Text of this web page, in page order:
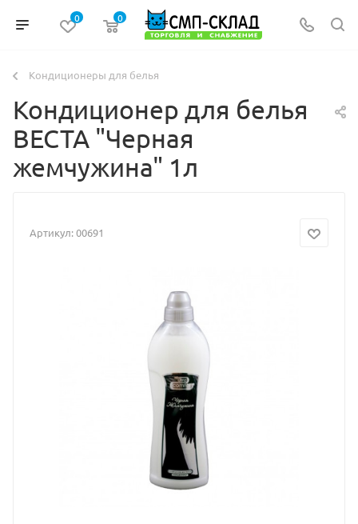
0 0
Кондиционеры для белья
Кондиционер для белья
ВЕСТА "Черная
жемчужина" 1л
Артикул:00691